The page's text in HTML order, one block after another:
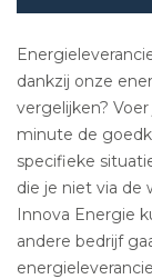
dankzij onze
vergelijken?
minute de
specifieke
die je niet via de
Innova Energie
andere bedrijf